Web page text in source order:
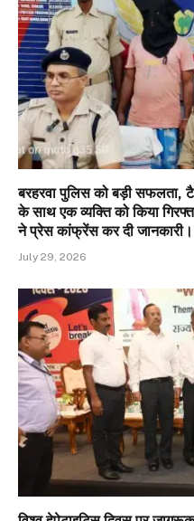
बरहरवा पुलिस को बड़ी सफलता,
के साथ एक व्यक्ति को किया
ने प्रेस कांफ्रेंस कर दी जानकारी।
July 29, 2026